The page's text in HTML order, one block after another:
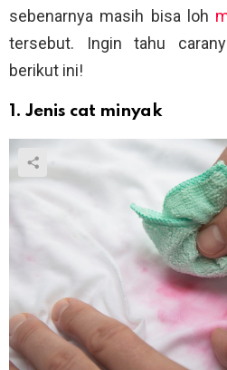
sebenarnya masih bisa loh
tersebut. Ingin tahu
berikut ini!
1. Jenis cat minyak